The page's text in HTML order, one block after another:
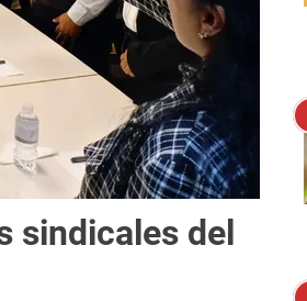
sindicales del